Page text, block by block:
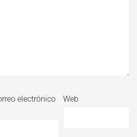
electrónico
Web